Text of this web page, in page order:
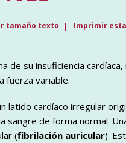
tamaño texto Imprimir
de su insuficiencia
fuerza variable.
latido cardíaco irregular
sangre de forma normal.
(fibrilación auricular).